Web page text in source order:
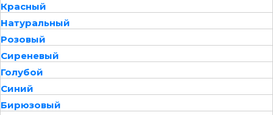
Красный
Натуральный
Розовый
Сиреневый
Голубой
Синий
Бирюзовый